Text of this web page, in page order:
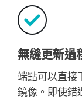
無縫更新過
端點可以直接
鏡像。即使錯